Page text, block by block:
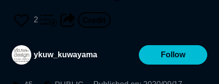
2
ykuw_kuwayama Follow